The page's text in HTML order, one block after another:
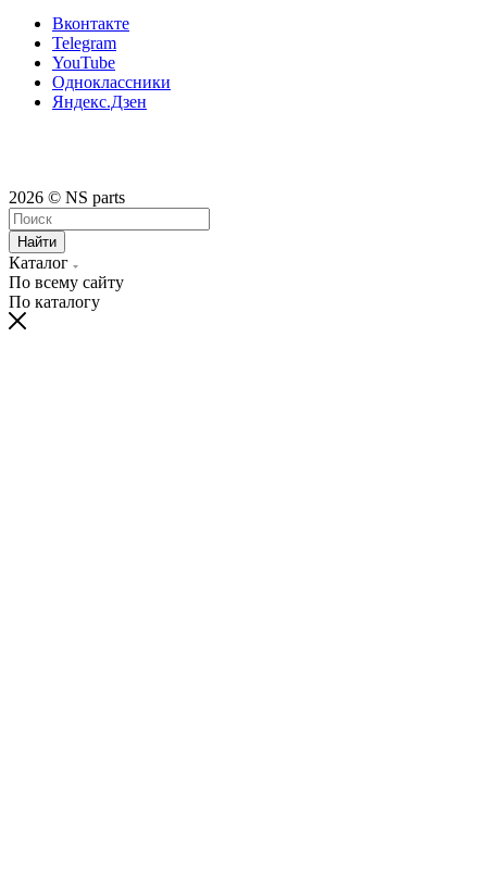
Вконтакте
Telegram
YouTube
Одноклассники
Яндекс.Дзен
2026 © NS parts
Найти
Каталог
По всему сайту
По каталогу